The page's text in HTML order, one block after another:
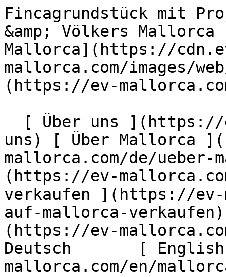
Fincagrundstück mit Projekt und Meerblick - Engel &amp; Völkers Mallorca                [ ![EV Mallorca](https://cdn.ev-mallorca.com/images/web/EV_Logo_RGB.svg) ](https://ev-mallorca.com/de)  Mallorca  

  [ Über uns ](https://ev-mallorca.com/de/ueber-uns) [ Über Mallorca ](https://ev-mallorca.com/de/ueber-mallorca) [ Kontakt ](https://ev-mallorca.com/de/standorte) [ Immobilie verkaufen ](https://ev-mallorca.com/de/immobilie-auf-mallorca-verkaufen) [    Mein Account  ](https://ev-mallorca.com/de/mein-account)   Deutsch       [ English ](https://ev-mallorca.com/en/mallorca-property/finca-plot-with-project-and-sea-view-W-02RT6T)   [ Español ](https://ev-mallorca.com/es/inmueble-mallorca/terreno-con-proyecto-y-vista-al-mar-W-02RT6T)    [ Català ](https://ev-mallorca.com/ca/immoble-mallorca/parcela-de-terreny-amb-permis-durbanitzacio-i-vistes-al-mar-W-02RT6T)   [ Svenska ](https://ev-mallorca.com/sv/mallorca-fastighet/fincatomt-med-projekt-och-havsutsikt-nara-costa-de-los-pinos-W-02RT6T)   [ Français ](https://ev-mallorca.com/fr/bien-majorque/finca-avec-projet-et-vue-sur-la-mer-pres-de-costa-de-los-pinos-W-02RT6T)   [ Polski ](https://ev-mallorca.com/pl/nieruchomosc-majorce/dzialka-finca-z-projektem-i-widokiem-na-morze-w-poblizu-costa-de-los-pinos-W-02RT6T)   [ Italiano ](https://ev-mallorca.com/it/immobili-maiorca/terreno-in-finca-con-progetto-e-vista-mare-vicino-a-costa-de-los-pinos-W-02RT6T)   [ Dutch ](https://ev-mallorca.com/nl/mallorca-eigendom/finca-met-project-en-uitzicht-op-zee-nabij-costa-de-los-pinos-W-02RT6T)   [ Русский ](https://ev-mallorca.com/ru/nedvizhimost-mayorka/ucastok-s-proektom-i-vidom-na-more-nedaleko-ot-kosta-de-los-pinos-W-02RT6T)   [ Dansk ](https://ev-mallorca.com/da/mallorca-ejendom/finca-grund-med-projekt-og-havudsigt-W-02RT6T)   

  Kaufen  [ Alle Immobilien ](https://ev-mallorca.com/de/mallorca-immobilien?contract_type=0) [ Haus ](https://ev-mallorca.com/de/mallorca-immobilien?contract_type=0&type%5B0%5D=0) [ Finca ](https://ev-mallorca.com/de/mallorca-immobilien?contract_type=0&type%5B0%5D=1) [ Apartment ](https://ev-mallorca.com/de/mallorca-immobilien?contract_type=0&type%5B0%5D=2) [ Penthouse ](https://ev-mallorca.com/de/mallorca-immobilien?contract_type=0&type%5B0%5D=5) [ Grundstück ](https://ev-mallorca.com/de/mallorca-immobilien?contract_type=0&type%5B0%5D=3) [ Neubauprojekt ](https://ev-mallorca.com/de/mallorca-immobilien?contract_type=0&type%5B0%5D=development) 

  Mieten  [ Alle Immobilien ](https://ev-mallorca.com/de/mallorca-immobilien?contract_type=1) [ Haus ](https://ev-mallorca.com/de/mallorca-immobilien?contract_type=1&type%5B0%5D=0) [ Finca ](https://ev-mallorca.com/de/mallorca-immobilien?contract_type=1&type%5B0%5D=1) [ Apartment ](https://ev-mallorca.com/de/mallorca-immobilien?contract_type=1&type%5B0%5D=2) [ Penthouse ](https://ev-mallorca.com/de/mallorca-immobilien?contract_type=1&type%5B0%5D=5) 

  Ferienvermietung  [ Alle Immobilien ](https://ev-mallorca.com/de/holiday-rentals) [ Haus ](https://ev-mallorca.com/de/holiday-rentals?type%5B0%5D=0) [ Finca ](https://ev-mallorca.com/de/holiday-rentals?type%5B0%5D=1) [ Apartment ](https://ev-mallorca.com/de/holiday-rentals?type%5B0%5D=2) [ Penthouse ](https://ev-mallorca.com/de/holiday-rentals?type%5B0%5D=5) 

  Gewerbe  [ Alle Immobilien ](https://ev-mallorca.com/de/gewerbeimmobilien) [ Land und Forstwirtschaft ](https://ev-mallorca.com/de/gewerbeimmobilien?type%5B0%5D=6) [ Hotel ](https://ev-mallorca.com/de/gewerbeimmobilien?type%5B0%5D=7) [ Industrie ](https://ev-mallorca.com/de/gewerbeimmobilien?type%5B0%5D=8) [ Investment ](https://ev-mallorca.com/de/gewerbeimmobilien?type%5B0%5D=9) [ Gastronomie ](https://ev-mallorca.com/de/gewerbeimmobilien?type%5B0%5D=10) [ Grundstück ](https://ev-mallorca.com/de/gewerbeimmobilien?type%5B0%5D=11) [ Ladenfläche ](https://ev-mallorca.com/de/gewerbeimmobilien?type%5B0%5D=12) [ Sonstiges ](https://ev-mallorca.com/de/gewerbeimmobilien?type%5B0%5D=13) [ Ladenfläche ](https://ev-mallorca.com/de/gewerbeimmobilien?type%5B0%5D=14) 

 [ Neubauprojekt ](https://ev-mallorca.com/de/mallorca-neubauprojekt) 

     Deutsch       [ English ](https://ev-mallorca.com/en/mallorca-property/finca-plot-with-project-and-sea-view-W-02RT6T)   [ Español ](https://ev-mallorca.com/es/inmueble-mallorca/terreno-con-proyecto-y-vista-al-mar-W-02RT6T)    [ Català ](https://ev-mallorca.com/ca/immoble-mallorca/parcela-de-terreny-amb-permis-durbanitzacio-i-vistes-al-mar-W-02RT6T)   [ Svenska ](https://ev-mallorca.com/sv/mallorca-fastighet/fincatomt-med-projekt-och-havsutsikt-